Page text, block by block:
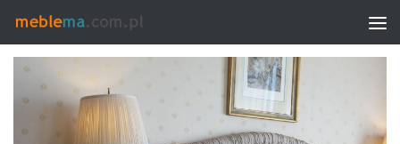
MONTHLY ARCHIVE: